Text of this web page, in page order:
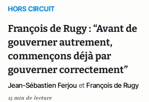
HORS CIRCUIT
François de Rugy : “Avant de
gouverner autrement,
commençons déjà par
gouverner correctement”
Jean-Sébastien Ferjou et François de Rugy
15 min de lecture